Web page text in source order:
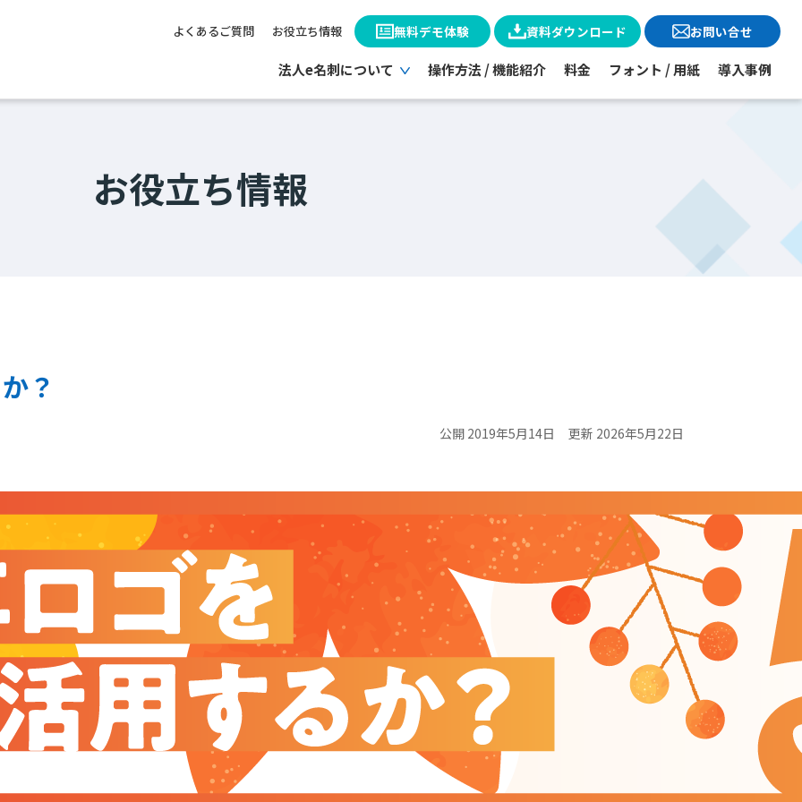
よくあるご質問 お役立ち情報 無料デモ体験 資料ダウンロード お問い合せ
法人e名刺について 操作方法 / 機能紹介 料金 フォント / 用紙 導入事例
お役立ち情報
？
公開 2019年5月14日 更新 2026年5月22日